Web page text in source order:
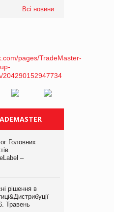
Всі новини
Головних
–
рішення в
Травень